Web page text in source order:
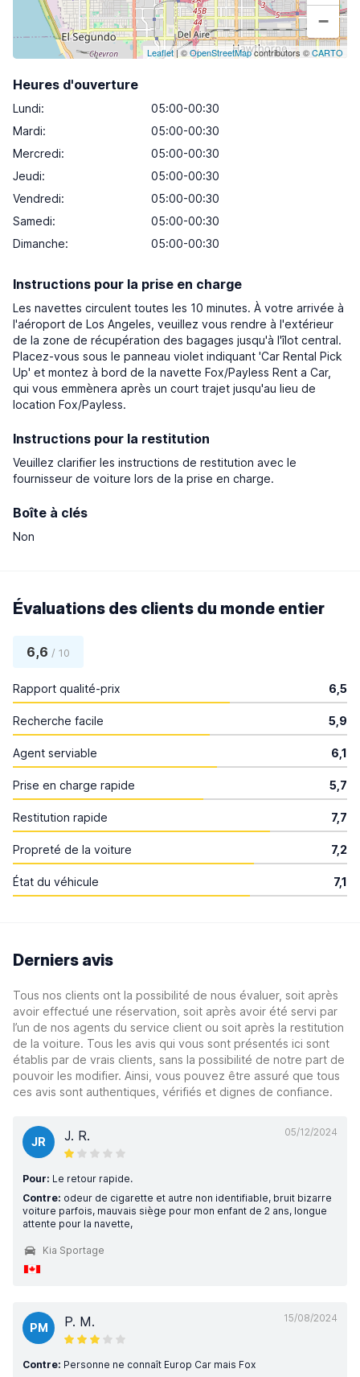
−
Leaflet| ©OpenStreetMapcontributors ©CARTO
Heures d'ouverture
Lundi:
05:00-00:30
Mardi:
05:00-00:30
Mercredi:
05:00-00:30
Jeudi:
05:00-00:30
Vendredi:
05:00-00:30
Samedi:
05:00-00:30
Dimanche: 05:00-00:30
Instructions pour la prise en charge
Les navettes circulent toutes les 10 minutes. À votre arrivée à
l'aéroport de Los Angeles, veuillez vous rendre à l'extérieur
de la zone de récupération des bagages jusqu'à l'îlot central.
Placez-vous sous le panneau violet indiquant 'Car Rental Pick
Up' et montez à bord de la navette Fox/Payless Rent a Car,
qui vous emmènera après un court trajet jusqu'au lieu de
location Fox/Payless.
Instructions pour la restitution
Veuillez clarifier les instructions de restitution avec le
fournisseur de voiture lors de la prise en charge.
Boîte à clés
Non
Évaluations des clients du monde entier
6,6 / 10
Rapport qualité-prix 6,5
Recherche facile 5,9
Agent serviable 6,1
Prise en charge rapide 5,7
Restitution rapide 7,7
Propreté de la voiture 7,2
État du véhicule 7,1
Derniers avis
Tous nos clients ont la possibilité de nous évaluer, soit après
avoir effectué une réservation, soit après avoir été servi par
l’un de nos agents du service client ou soit après la restitution
de la voiture. Tous les avis qui vous sont présentés ici sont
établis par de vrais clients, sans la possibilité de notre part de
pouvoir les modifier. Ainsi, vous pouvez être assuré que tous
ces avis sont authentiques, vérifiés et dignes de confiance.
05/12/2024
JR J. R.
Pour: Le retour rapide.
Contre: odeur de cigarette et autre non identifiable, bruit bizarre
voiture parfois, mauvais siège pour mon enfant de 2 ans, longue
attente pour la navette,
Kia Sportage
15/08/2024
PM P. M.
Contre: Personne ne connaît Europ Car mais Fox